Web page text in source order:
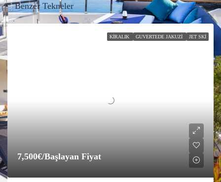
Benzer Tekneler
KIRALIK GUVERTEDE JAKUZI JET SKI
7,500€/Başlayan Fiyat